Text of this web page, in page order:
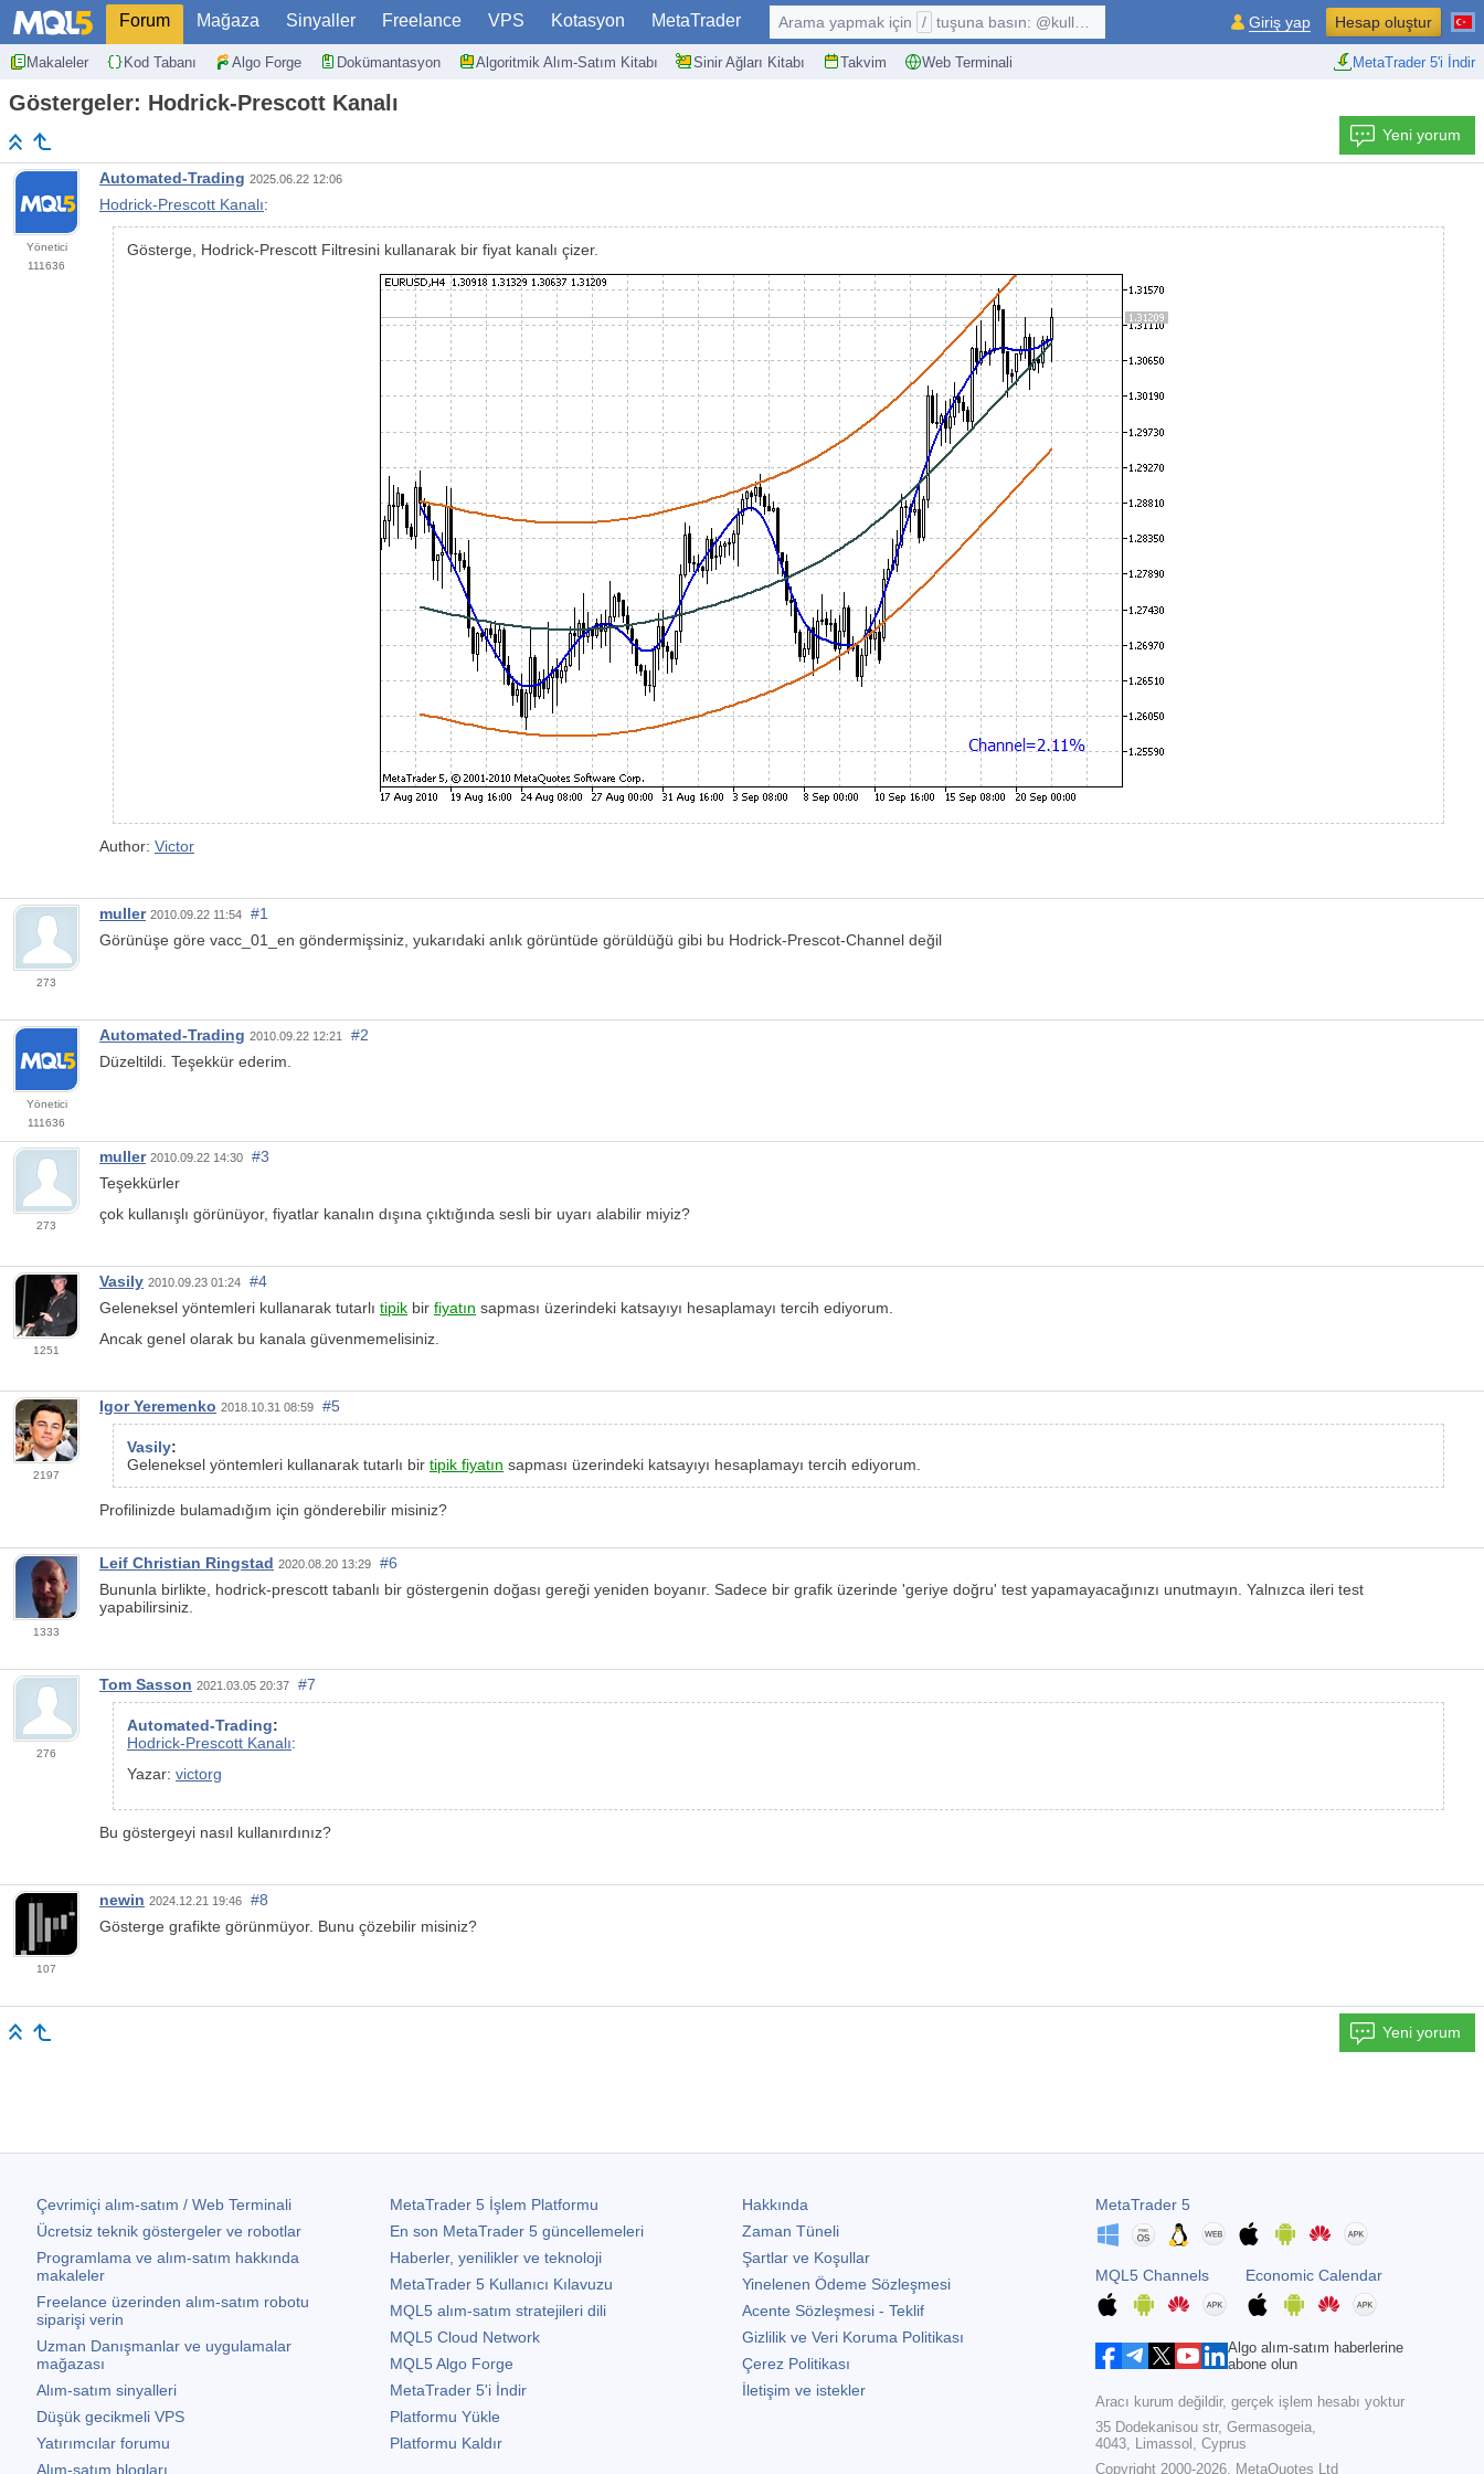
Forum Mağaza Sinyaller Freelance VPS Kotasyon MetaTrader
Makaleler Kod Tabanı Algo Forge Dokümantasyon Algoritmik Alım-Satım Kitabı Sinir Ağları Kitabı Takvim Web Terminali MetaTrader 5'i İndir
Arama yapmak için / tuşuna basın: @kullanıcı, $sembol, ... Giriş yap Hesap oluştur
Göstergeler: Hodrick-Prescott Kanalı
Yeni yorum
Yönetici
111636
Automated-Trading 2025.06.22 12:06
Hodrick-Prescott Kanalı:
Gösterge, Hodrick-Prescott Filtresini kullanarak bir fiyat kanalı çizer.
Author: Victor
273
muller 2010.09.22 11:54
#1
Görünüşe göre vacc_01_en göndermişsiniz, yukarıdaki anlık görüntüde görüldüğü gibi bu Hodrick-Prescot-Channel değil
Yönetici
111636
Automated-Trading 2010.09.22 12:21
#2
Düzeltildi. Teşekkür ederim.
273
muller 2010.09.22 14:30
#3
Teşekkürler
çok kullanışlı görünüyor, fiyatlar kanalın dışına çıktığında sesli bir uyarı alabilir miyiz?
1251
Vasily 2010.09.23 01:24
#4
Geleneksel yöntemleri kullanarak tutarlı tipik bir fiyatın sapması üzerindeki katsayıyı hesaplamayı tercih ediyorum.
Ancak genel olarak bu kanala güvenmemelisiniz.
2197
Igor Yeremenko 2018.10.31 08:59 #5
Vasily:
Geleneksel yöntemleri kullanarak tutarlı bir tipik fiyatın sapması üzerindeki katsayıyı hesaplamayı tercih ediyorum.
Profilinizde bulamadığım için gönderebilir misiniz?
1333
Leif Christian Ringstad 2020.08.20 13:29
#6
Bununla birlikte, hodrick-prescott tabanlı bir göstergenin doğası gereği yeniden boyanır. Sadece bir grafik üzerinde 'geriye doğru' test yapamayacağınızı unutmayın. Yalnızca ileri test
yapabilirsiniz.
276
Tom Sasson 2021.03.05 20:37 #7
Automated-Trading:
Hodrick-Prescott Kanalı:
Yazar: victorg
Bu göstergeyi nasıl kullanırdınız?
107
newin 2024.12.21 19:46
#8
Gösterge grafikte görünmüyor. Bunu çözebilir misiniz?
Yeni yorum
Çevrimiçi alım-satım / Web Terminali
Ücretsiz teknik göstergeler ve robotlar
Programlama ve alım-satım hakkında
makaleler
Freelance üzerinden alım-satım robotu
siparişi verin
Uzman Danışmanlar ve uygulamalar
mağazası
Alım-satım sinyalleri
Düşük gecikmeli VPS
Yatırımcılar forumu
Alım-satım blogları
MetaTrader 5İşlem Platformu
En son MetaTrader 5güncellemeleri
Haberler, yenilikler ve teknoloji
MetaTrader 5Kullanıcı Kılavuzu
MQL5 alım-satım stratejileri dili
MQL5 Cloud Network
MQL5 Algo Forge
MetaTrader 5'i İndir
Platformu Yükle
Platformu Kaldır
Hakkında
Zaman Tüneli
Şartlar ve Koşullar
Yinelenen Ödeme Sözleşmesi
Acente Sözleşmesi - Teklif
Gizlilik ve Veri Koruma Politikası
Çerez Politikası
İletişim ve istekler
MetaTrader 5
MQL5 Channels Economic Calendar
Algo alım-satım haberlerine
abone olun
Aracı kurum değildir, gerçek işlem hesabı yoktur
35 Dodekanisou str, Germasogeia,
4043, Limassol, Cyprus
Copyright 2000-2026, MetaQuotes Ltd